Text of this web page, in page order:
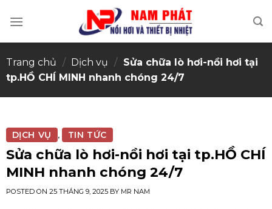
Trang chủ / Dịch vụ / Sửa chữa lò hơi-nồi hơi tại
tp.HỒ CHÍ MINH nhanh chóng 24/7
DỊCH VỤ , TIN TỨC
Sửa chữa lò hơi-nồi hơi tại tp.HỒ CHÍ
MINH nhanh chóng 24/7
POSTED ON 25 THÁNG 9, 2025BY MR NAM